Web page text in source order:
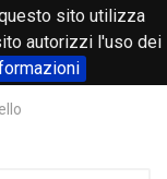
sito utilizza
autorizzi l'uso dei
0